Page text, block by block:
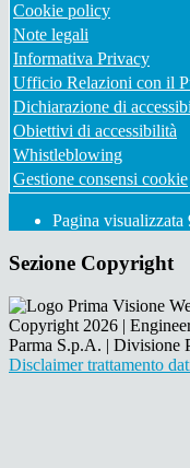
Cookie policy
Note legali
Informativa Privacy
Ufficio Relazioni con il
Dichiarazione di
Obiettivi di accessibilità
Whistleblowing
Gestione consensi cookie
Pagina visualizzata
Sezione Copyright
Copyright 2026 |
Parma S.p.A. | Divisione
Disclaimer trattamento